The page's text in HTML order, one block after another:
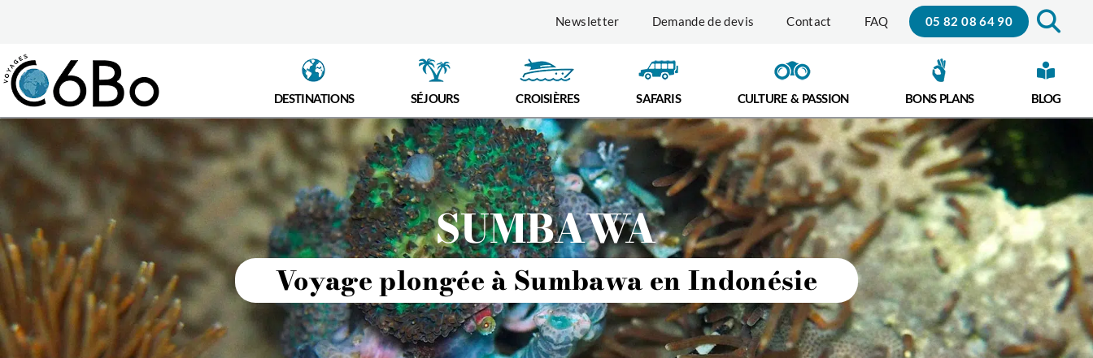
Newsletter Demande de devis Contact FAQ 05 82 08 64 90
DESTINATIONS SÉJOURS CROISIÈRES SAFARIS CULTURE & PASSION BONS PLANS BLOG
SUMBAWA
Voyage plongée à Sumbawa en Indonésie